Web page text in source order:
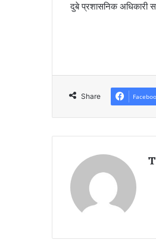
दुबे प्रशासनिक अधिकारी
Share